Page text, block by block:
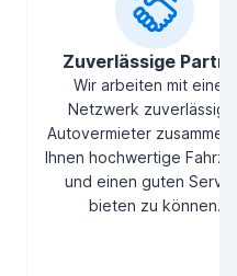
Zuverlässige
Wir arbeiten mit einem
Netzwerk
Autovermieter
Ihnen hochwertige
und einen guten
bieten zu können.